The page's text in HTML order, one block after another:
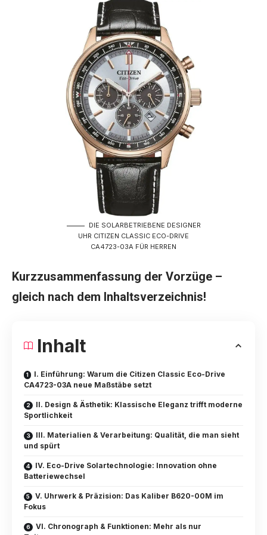
DIE SOLARBETRIEBENE DESIGNER
UHR CITIZEN CLASSIC ECO-DRIVE
CA4723-03A FÜR HERREN
Kurzzusammenfassung der Vorzüge –
gleich nach dem Inhaltsverzeichnis!
Inhalt
I. Einführung: Warum die Citizen Classic Eco-Drive
CA4723-03A neue Maßstäbe setzt
II. Design & Ästhetik: Klassische Eleganz trifft moderne
Sportlichkeit
III. Materialien & Verarbeitung: Qualität, die man sieht
und spürt
IV. Eco-Drive Solartechnologie: Innovation ohne
Batteriewechsel
V. Uhrwerk & Präzision: Das Kaliber B620-00M im
Fokus
VI. Chronograph & Funktionen: Mehr als nur